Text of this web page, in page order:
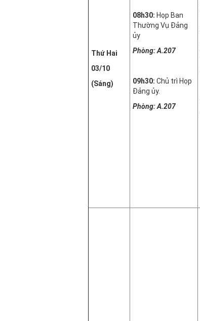
Thứ Hai
03/10
(Sáng)
08h30: Họp Ban
Thường Vụ Đảng
ủy
Phòng: A.207
09h30: Chủ trì Họp
Đảng ủy.
Phòng: A.207